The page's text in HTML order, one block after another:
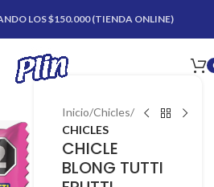
LOS $150.000 (TIENDA ONLINE)
Inicio Chicles
CHICLES
CHICLE
BLONG TUTTI